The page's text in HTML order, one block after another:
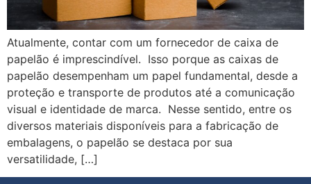
Atualmente, contar com um fornecedor de caixa de
papelão é imprescindível. Isso porque as caixas de
papelão desempenham um papel fundamental, desde a
proteção e transporte de produtos até a comunicação
visual e identidade de marca. Nesse sentido, entre os
diversos materiais disponíveis para a fabricação de
embalagens, o papelão se destaca por sua
versatilidade, […]